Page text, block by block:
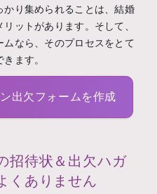
り集められることは、結婚
ットがあります。そして、
なら、そのプロセスをとて
ます。
出欠フォームを作成
招待状＆出欠ハガ
くありません